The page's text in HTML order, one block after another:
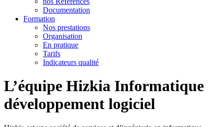
Documentation
Formation
Nos prestations
Organisation
En pratique
Tarifs
Indicateurs qualité
L’équipe Hizkia Informatique
développement logiciel